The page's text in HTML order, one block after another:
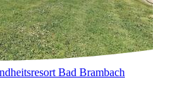
Bad Brambach